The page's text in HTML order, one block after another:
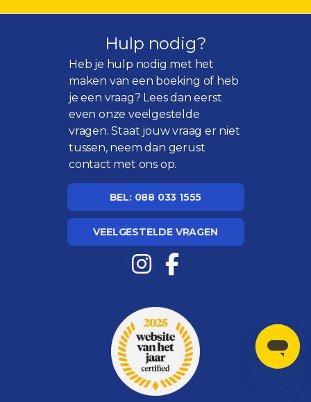
Hulp nodig?
Heb je hulp nodig met het
maken van een boeking of heb
je een vraag? Lees dan eerst
even onzeveelgestelde
vragen. Staat jouw vraag er niet
tussen, neem dan gerust
contact met ons op.
BEL: 088 033 1555
VEELGESTELDE VRAGEN